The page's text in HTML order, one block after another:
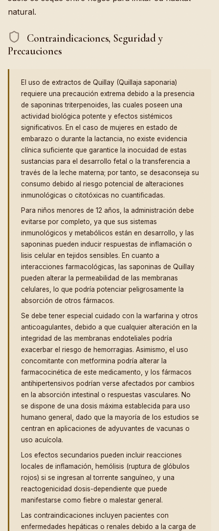
natural.
Contraindicaciones, Seguridad y
Precauciones
El uso de extractos de Quillay (Quillaja saponaria)
requiere una precaución extrema debido a la presencia
de saponinas triterpenoides, las cuales poseen una
actividad biológica potente y efectos sistémicos
significativos. En el caso de mujeres en estado de
embarazo o durante la lactancia, no existe evidencia
clínica suficiente que garantice la inocuidad de estas
sustancias para el desarrollo fetal o la transferencia a
través de la leche materna; por tanto, se desaconseja su
consumo debido al riesgo potencial de alteraciones
inmunológicas o citotóxicas no cuantificadas.
Para niños menores de 12 años, la administración debe
evitarse por completo, ya que sus sistemas
inmunológicos y metabólicos están en desarrollo, y las
saponinas pueden inducir respuestas de inflamación o
lisis celular en tejidos sensibles. En cuanto a
interacciones farmacológicas, las saponinas de Quillay
pueden alterar la permeabilidad de las membranas
celulares, lo que podría potenciar peligrosamente la
absorción de otros fármacos.
Se debe tener especial cuidado con la warfarina y otros
anticoagulantes, debido a que cualquier alteración en la
integridad de las membranas endoteliales podría
exacerbar el riesgo de hemorragias. Asimismo, el uso
concomitante con metformina podría alterar la
farmacocinética de este medicamento, y los fármacos
antihipertensivos podrían verse afectados por cambios
en la absorción intestinal o respuestas vasculares. No
se dispone de una dosis máxima establecida para uso
humano general, dado que la mayoría de los estudios se
centran en aplicaciones de adyuvantes de vacunas o
uso acuícola.
Los efectos secundarios pueden incluir reacciones
locales de inflamación, hemólisis (ruptura de glóbulos
rojos) si se ingresan al torrente sanguíneo, y una
reactogenicidad dosis-dependiente que puede
manifestarse como fiebre o malestar general.
Las contraindicaciones incluyen pacientes con
enfermedades hepáticas o renales debido a la carga de